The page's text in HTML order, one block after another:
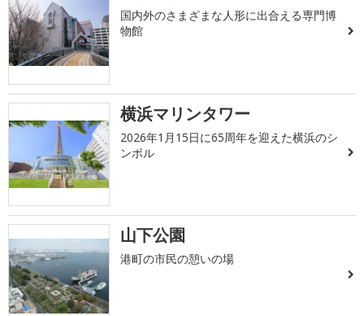
国内外のさまざまな人形に出合える専門博
物館
横浜マリンタワー
2026年1月15日に65周年を迎えた横浜のシ
ンボル
山下公園
港町の市民の憩いの場